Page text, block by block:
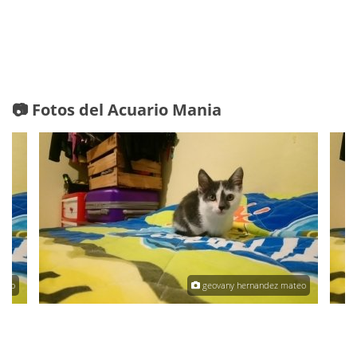
📷 Fotos del Acuario Mania
geovany hernandez mateo